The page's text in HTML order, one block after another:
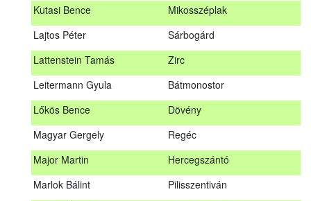
Kutasi Bence
Mikosszéplak
Lajtos Péter
Sárbogárd
Lattenstein Tamás
Zirc
Leitermann Gyula
Bátmonostor
Lőkös Bence
Dövény
Magyar Gergely
Regéc
Major Martin
Hercegszántó
Marlok Bálint
Pilisszentiván
Kovács Dániel
Sárbogárd
Lattenstein Tamás
Zirc
Leitermann Gyula
Bátmonostor